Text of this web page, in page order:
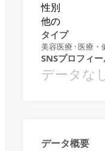
性別
他の
タイプ
美容医療 · 医療・
SNSプロフィ
データな
データ概要